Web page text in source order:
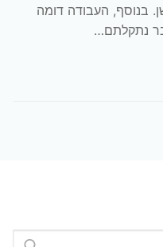
בנוסף, העבודה דומה
נתקלתם…